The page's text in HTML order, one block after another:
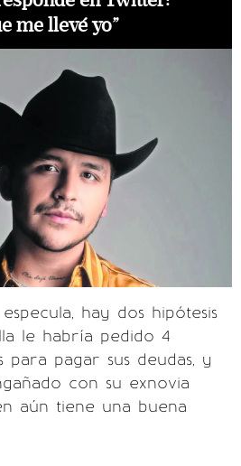
me llevé yo”
hay dos hipótesis
le habría pedido 4
para pagar sus deudas, y
con su exnovia
aún tiene una buena